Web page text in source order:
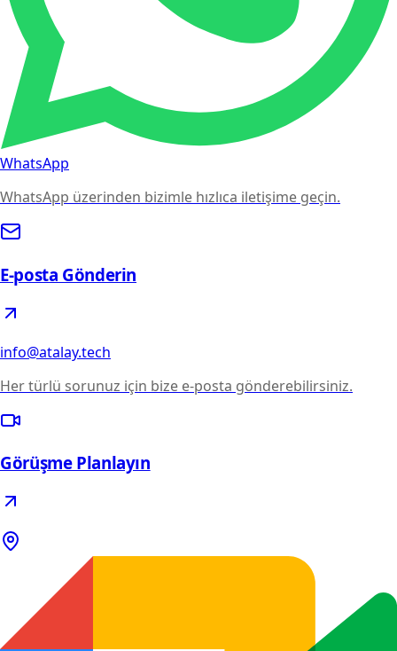
WhatsApp
WhatsApp üzerinden bizimle hızlıca iletişime geçin.
E-posta Gönderin
info@atalay.tech
Her türlü sorunuz için bize e-posta gönderebilirsiniz.
Görüşme Planlayın